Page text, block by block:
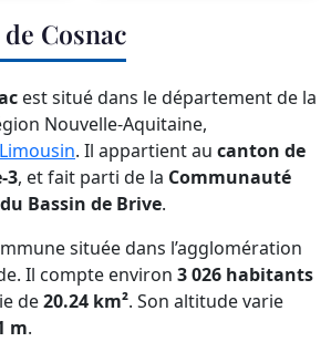
Cosnac
est situé dans le département de la
Nouvelle-Aquitaine,
Limousin. Il appartient au canton de
3, et fait parti de la Communauté
Bassin de Brive.
située dans l’agglomération
Il compte environ 3 026 habitants
de20.24 km². Son altitude varie
m.